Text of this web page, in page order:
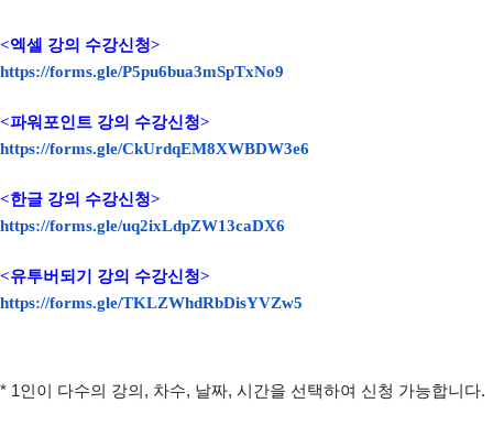
<엑셀 강의 수강신청>
https://forms.gle/P5pu6bua3mSpTxNo9
<파워포인트 강의 수강신청>
https://forms.gle/CkUrdqEM8XWBDW3e6
<한글 강의 수강신청>
https://forms.gle/uq2ixLdpZW13caDX6
<유투버되기 강의 수강신청>
https://forms.gle/TKLZWhdRbDisYVZw5
* 1인이 다수의 강의 , 차수, 날짜, 시간을 선택하여 신청 가능합니다.